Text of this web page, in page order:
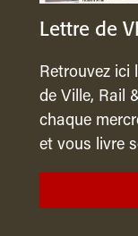
Lettre de
Retrouvez ici
de Ville, Rail
chaque
et vous livre